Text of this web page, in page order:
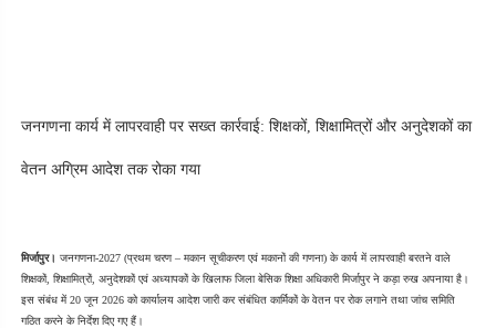
जनगणना कार्य में लापरवाही पर सख्त कार्रवाई: शिक्षकों, शिक्षामित्रों और अनुदेशकों का
वेतन अग्रिम आदेश तक रोका गया
मिर्जापुर। जनगणना-2027 (प्रथम चरण – मकान सूचीकरण एवं मकानों की गणना) के कार्य में लापरवाही बरतने वाले
शिक्षकों, शिक्षामित्रों, अनुदेशकों एवं अध्यापकों के खिलाफ जिला बेसिक शिक्षा अधिकारी मिर्जापुर ने कड़ा रुख अपनाया है।
इस संबंध में 20 जून 2026 को कार्यालय आदेश जारी कर संबंधित कार्मिकों के वेतन पर रोक लगाने तथा जांच समिति
गठित करने के निर्देश दिए गए हैं।